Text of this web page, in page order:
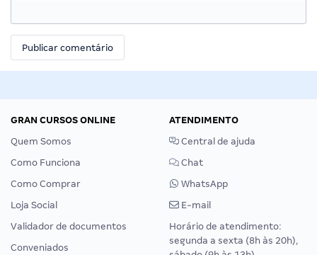
GRAN CURSOS ONLINE
Quem Somos
Como Funciona
Como Comprar
Loja Social
Validador de documentos
Conveniados
ATENDIMENTO
Central de ajuda
Chat
WhatsApp
E-mail
Horário de atendimento:
segunda a sexta (8h às 20h),